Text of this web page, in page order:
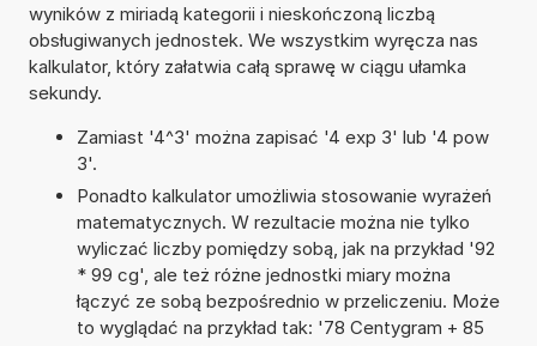
wyników z miriadą kategorii i nieskończoną liczbą
obsługiwanych jednostek. We wszystkim wyręcza nas
kalkulator, który załatwia całą sprawę w ciągu ułamka
sekundy.
Zamiast '4^3' można zapisać '4 exp 3' lub '4 pow
3'.
Ponadto kalkulator umożliwia stosowanie wyrażeń
matematycznych. W rezultacie można nie tylko
wyliczać liczby pomiędzy sobą, jak na przykład '92
* 99 cg', ale też różne jednostki miary można
łączyć ze sobą bezpośrednio w przeliczeniu. Może
to wyglądać na przykład tak: '78 Centygram + 85